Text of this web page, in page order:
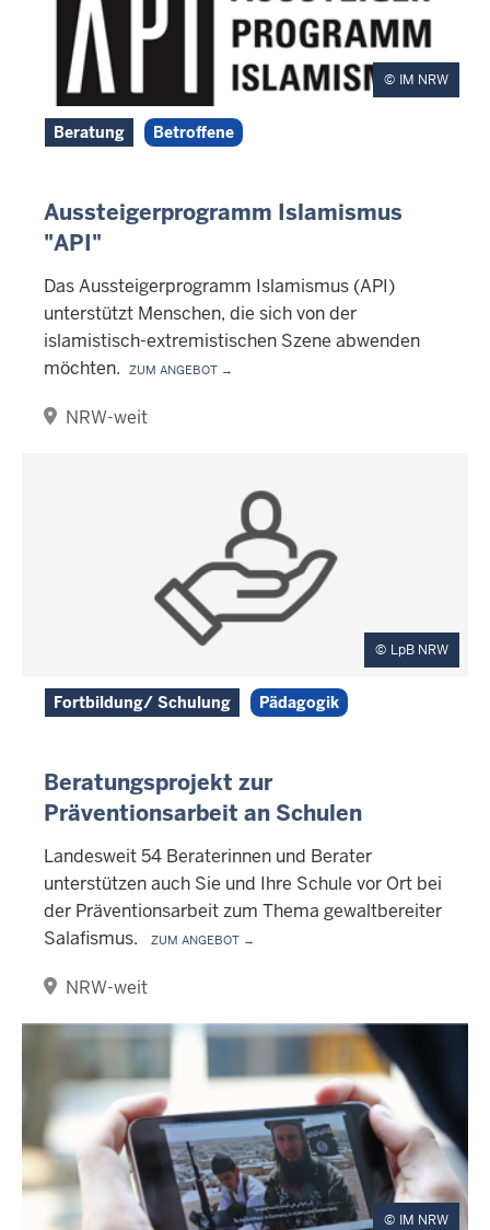
IM NRW
Beratung Betroffene
Aussteigerprogramm Islamismus
"API"
Das Aussteigerprogramm Islamismus (API)
unterstützt Menschen, die sich von der
islamistisch-extremistischen Szene abwenden
möchten. Zum Angebot →
NRW-weit
LpB NRW
Fortbildung/ Schulung Pädagogik
Beratungsprojekt zur
Präventionsarbeit an Schulen
Landesweit 54 Beraterinnen und Berater
unterstützen auch Sie und Ihre Schule vor Ort bei
der Präventionsarbeit zum Thema gewaltbereiter
Salafismus.
Zum Angebot →
NRW-weit
IM NRW